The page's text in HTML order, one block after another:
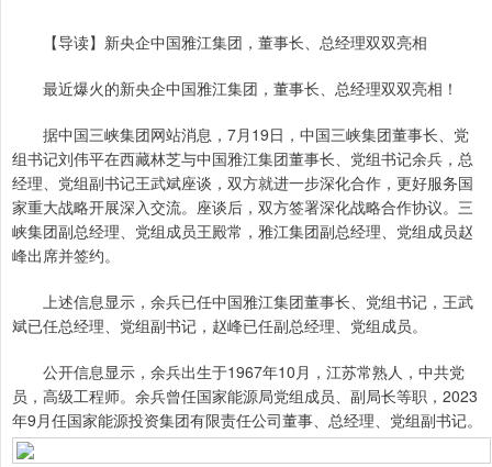
【导读】新央企中国雅江集团，董事长、总经理双双亮相
最近爆火的新央企中国雅江集团，董事长、总经理双双亮相！
据中国三峡集团网站消息，7月19日，中国三峡集团董事长、党
组书记刘伟平在西藏林芝与中国雅江集团董事长、党组书记余兵，总
经理、党组副书记王武斌座谈，双方就进一步深化合作，更好服务国
家重大战略开展深入交流。座谈后，双方签署深化战略合作协议。三
峡集团副总经理、党组成员王殿常，雅江集团副总经理、党组成员赵
峰出席并签约。
上述信息显示，余兵已任中国雅江集团董事长、党组书记，王武
斌已任总经理、党组副书记，赵峰已任副总经理、党组成员。
公开信息显示，余兵出生于1967年10月，江苏常熟人，中共党
员，高级工程师。余兵曾任国家能源局党组成员、副局长等职，2023
年9月任国家能源投资集团有限责任公司董事、总经理、党组副书记。